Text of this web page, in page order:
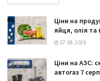
Ціни на
яйця, олія та
07.08.2026
Ціни на АЗС:
автогаз 7